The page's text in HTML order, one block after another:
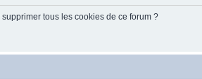
tous les cookies de ce forum ?